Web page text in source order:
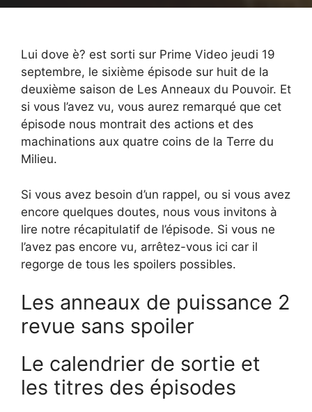
Lui dove è? est sorti sur Prime Video jeudi 19
septembre, le sixième épisode sur huit de la
deuxième saison de Les Anneaux du Pouvoir. Et
si vous l’avez vu, vous aurez remarqué que cet
épisode nous montrait des actions et des
machinations aux quatre coins de la Terre du
Milieu.
Si vous avez besoin d’un rappel, ou si vous avez
encore quelques doutes, nous vous invitons à
lire notre récapitulatif de l’épisode. Si vous ne
l’avez pas encore vu, arrêtez-vous ici car il
regorge de tous les spoilers possibles.
Les anneaux de puissance 2
revue sans spoiler
Le calendrier de sortie et
les titres des épisodes